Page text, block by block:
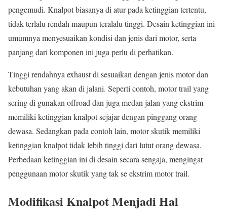
pengemudi. Knalpot biasanya di atur pada ketinggian tertentu,
tidak terlalu rendah maupun teralalu tinggi. Desain ketinggian ini
umumnya menyesuaikan kondisi dan jenis dari motor, serta
panjang dari komponen ini juga perlu di perhatikan.
Tinggi rendahnya exhaust di sesuaikan dengan jenis motor dan
kebutuhan yang akan di jalani. Seperti contoh, motor trail yang
sering di gunakan offroad dan juga medan jalan yang ekstrim
memiliki ketinggian knalpot sejajar dengan pinggang orang
dewasa. Sedangkan pada contoh lain, motor skutik memiliki
ketinggian knalpot tidak lebih tinggi dari lutut orang dewasa.
Perbedaan ketinggian ini di desain secara sengaja, mengingat
penggunaan motor skutik yang tak se ekstrim motor trail.
Modifikasi Knalpot Menjadi Hal